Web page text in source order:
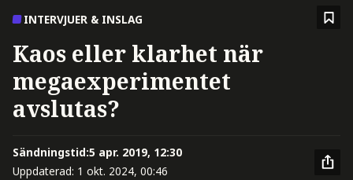
INTERVJUER & INSLAG
Kaos eller klarhet när
megaexperimentet
avslutas?
Sändningstid:5 apr. 2019, 12:30
Uppdaterad: 1 okt. 2024, 00:46